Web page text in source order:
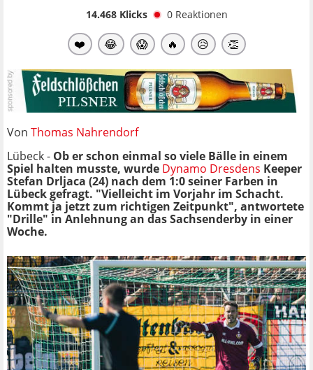
14.468Klicks 0 Reaktionen
❤️ 😂 😱 🔥 😥 👏
Von Thomas Nahrendorf
Lübeck - Ob er schon einmal so viele Bälle in einem
Spiel halten musste, wurde Dynamo Dresdens Keeper
Stefan Drljaca (24) nach dem 1:0 seiner Farben in
Lübeck gefragt. "Vielleicht im Vorjahr im Schacht.
Kommt ja jetzt zum richtigen Zeitpunkt", antwortete
"Drille" in Anlehnung an das Sachsenderby in einer
Woche.